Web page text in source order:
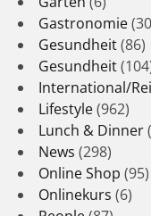
Gastronomie
Gesundheit(86)
Gesundheit
International/
Lifestyle(962)
Lunch & Dinner
News (298)
Online Shop (95)
Onlinekurs (6)